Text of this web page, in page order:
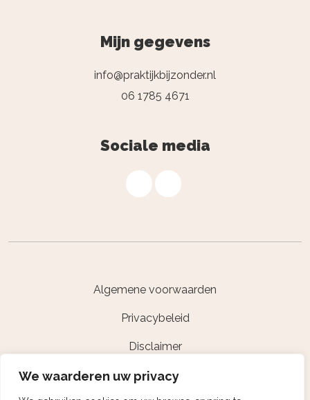
We waarderen uw privacy
Mijn gegevens
info@praktijkbijzonder.nl
06 1785 4671
Sociale media
Algemene voorwaarden
Privacybeleid
Disclaimer
Powered by Nextcap